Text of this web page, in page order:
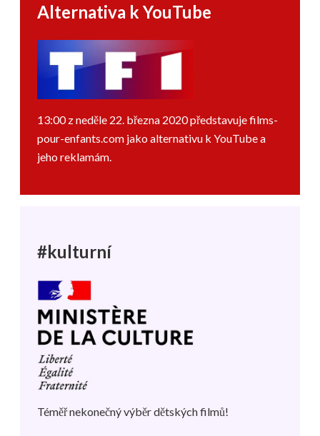
Alternativa k YouTube
13:00 z neděle 22. března 2020 představuje films-
pour-enfants.com jako alternativu k YouTube a
jeho reklamám.
#kulturní
Téměř nekonečný výběr dětských filmů!